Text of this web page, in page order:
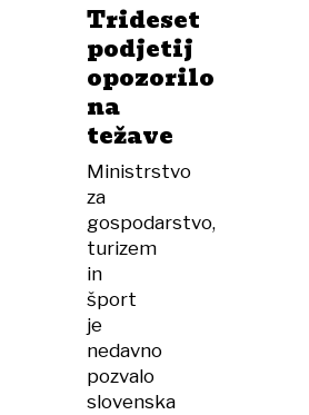
Trideset
podjetij
opozorilo
na
težave
Ministrstvo
za
gospodarstvo,
turizem
in
šport
je
nedavno
pozvalo
slovenska